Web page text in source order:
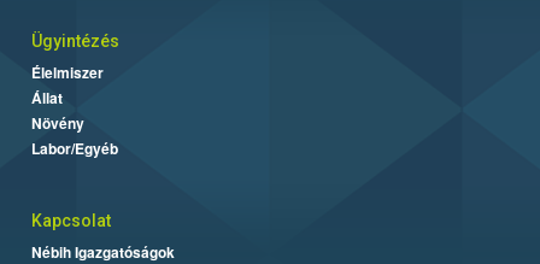
Ügyintézés
Élelmiszer
Állat
Növény
Labor/Egyéb
Kapcsolat
Nébih Igazgatóságok